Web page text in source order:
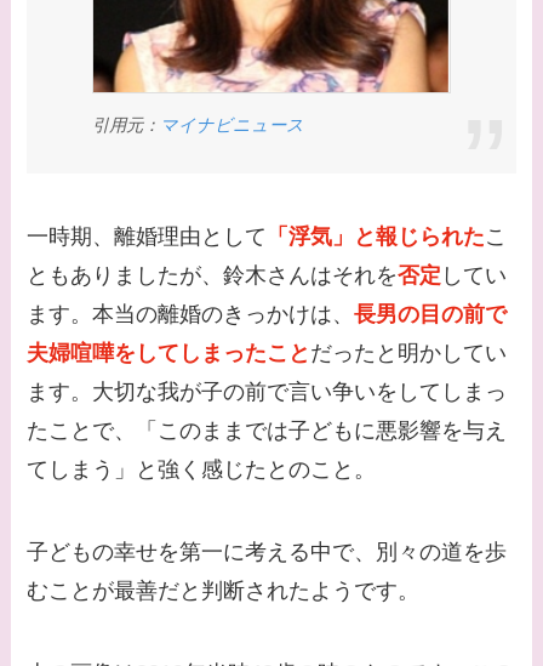
は？
【画像】早乙女友貴と
島袋寛子の離婚理由は
【画像】松田賢二と辺
見えみりの離婚理由は
なに？子供は現在何し
てる？
【画像】野呂佳代と似
てる有名人３選！AKB
時代痩せていた？旦那
【画像】柴咲コウと似
てる女優３選！結婚し
のどこに住んでる？
引用元： マイナビニュース
一時期、離婚理由として 「浮気」と報じられたこ
ともありましたが、鈴木さんはそれを否定 してい
ます。本当の離婚のきっかけは、長男の目の前で
夫婦喧嘩をしてしまったこと だったと明かしてい
ます。大切な我が子の前で言い争いをしてしまっ
たことで、「このままでは子どもに悪影響を与え
てしまう」と強く感じたとのこと。
子どもの幸せを第一に考える中で、別々の道を歩
むことが最善だと判断されたようです。